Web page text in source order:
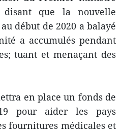
disant que la nouvelle
début de 2020 a balayé
a accumulés pendant
tuant et menaçant des
en place un fonds de
pour aider les pays
fournitures médicales et